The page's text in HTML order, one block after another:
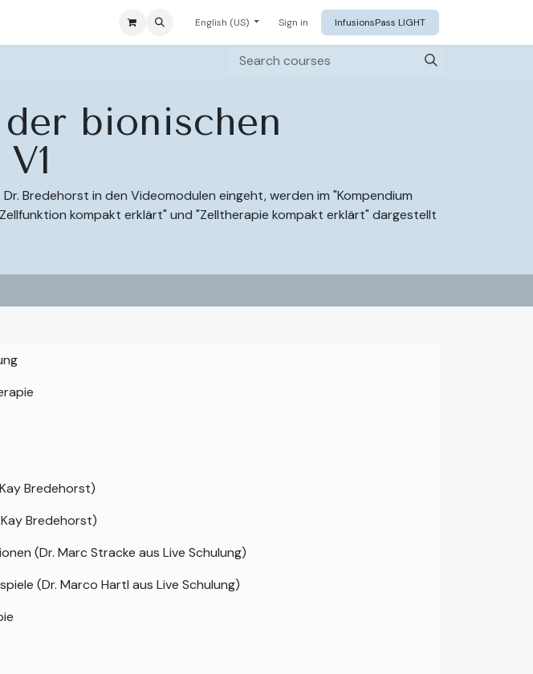
English (US) Sign in InfusionsPass LIGHT
bionischen
Bredehorst in den Videomodulen eingeht, werden im "Kompendium
kompakt erklärt" und "Zelltherapie kompakt erklärt" dargestellt
Bredehorst)
Bredehorst)
(Dr. Marc Stracke aus Live Schulung)
(Dr. Marco Hartl aus Live Schulung)